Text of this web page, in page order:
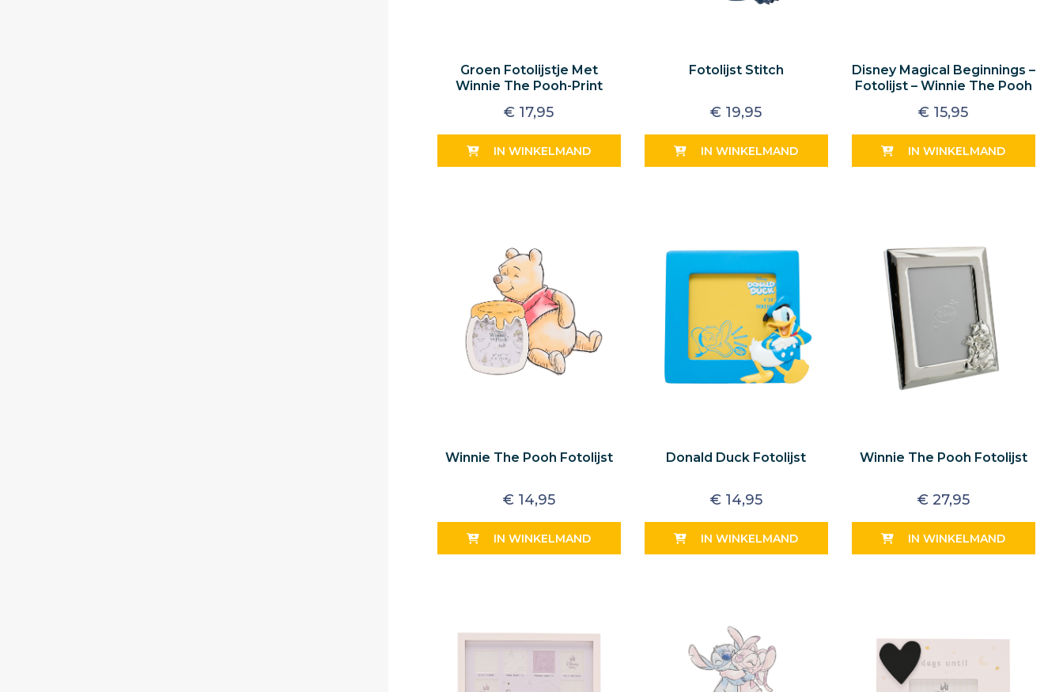
Groen Fotolijstje Met
Winnie The Pooh-Print
€ 17,95
IN WINKELMAND
Fotolijst Stitch
€ 19,95
IN WINKELMAND
Disney Magical Beginnings –
Fotolijst – Winnie The Pooh
€ 15,95
IN WINKELMAND
Winnie The Pooh Fotolijst
€ 14,95
IN WINKELMAND
Donald Duck Fotolijst
€ 14,95
IN WINKELMAND
Winnie The Pooh Fotolijst
€ 27,95
IN WINKELMAND